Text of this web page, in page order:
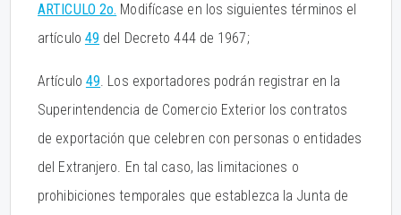
ARTICULO 2o. Modifícase en los siguientes términos el
artículo 49 del Decreto 444 de 1967;
Artículo 49. Los exportadores podrán registrar en la
Superintendencia de Comercio Exterior los contratos
de exportación que celebren con personas o entidades
del Extranjero. En tal caso, las limitaciones o
prohibiciones temporales que establezca la Junta de